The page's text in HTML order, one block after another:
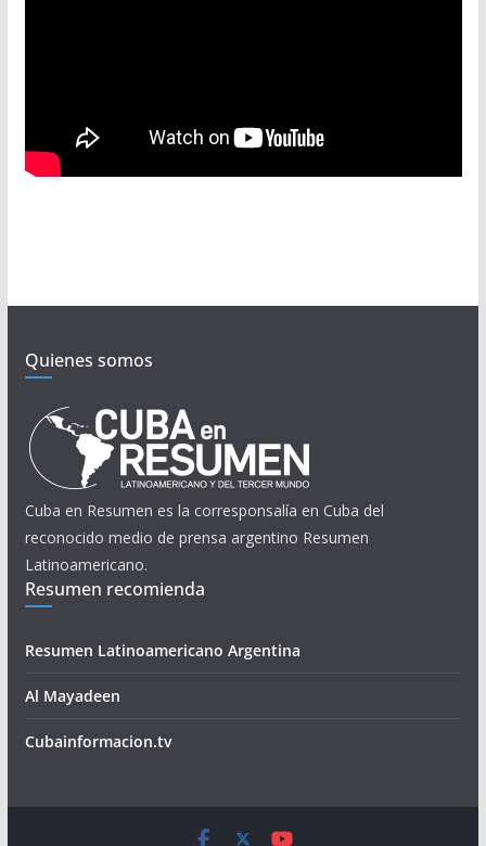
Quienes somos
Cuba en Resumen es la corresponsalía en Cuba del
reconocido medio de prensa argentino Resumen
Latinoamericano.
Resumen recomienda
Resumen Latinoamericano Argentina
Al Mayadeen
Cubainformacion.tv